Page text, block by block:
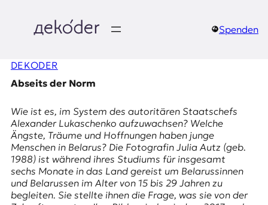
springen
e
k
o
d
e
r
Spenden
DEKODER
Abseits der Norm
Wie ist es, im System des autoritären Staatschefs
Alexander Lukaschenko aufzuwachsen? Welche
Ängste, Träume und Hoffnungen haben junge
Menschen in Belarus? Die Fotografin Julia Autz (geb.
1988) ist während ihres Studiums für insgesamt
sechs Monate in das Land gereist um Belarussinnen
und Belarussen im Alter von 15 bis 29 Jahren zu
begleiten. Sie stellte ihnen die Frage, was sie von der